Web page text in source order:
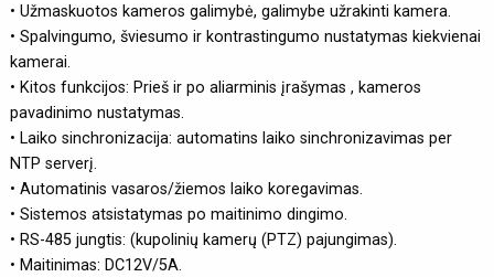
• Užmaskuotos kameros galimybė, galimybe užrakinti kamera.
• Spalvingumo, šviesumo ir kontrastingumo nustatymas kiekvienai
kamerai.
• Kitos funkcijos: Prieš ir po aliarminis įrašymas , kameros
pavadinimo nustatymas.
• Laiko sinchronizacija: automatins laiko sinchronizavimas per
NTP serverį.
• Automatinis vasaros/žiemos laiko koregavimas.
• Sistemos atsistatymas po maitinimo dingimo.
• RS-485 jungtis: (kupolinių kamerų (PTZ) pajungimas).
• Maitinimas: DC12V/5A.